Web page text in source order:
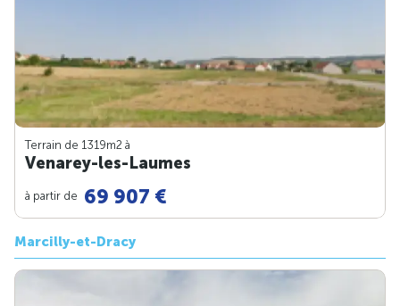
Terrain de 1319m2 à
Venarey-les-Laumes
à partir de 69 907 €
Marcilly-et-Dracy